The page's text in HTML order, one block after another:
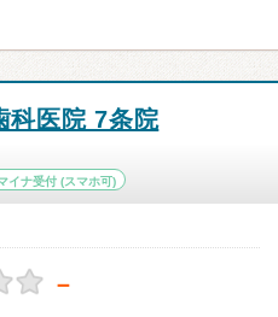
科医院 7条院
イナ受付 (スマホ可)
－